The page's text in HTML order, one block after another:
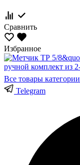
Сравнить
Избранное
Все товары категории
Telegram